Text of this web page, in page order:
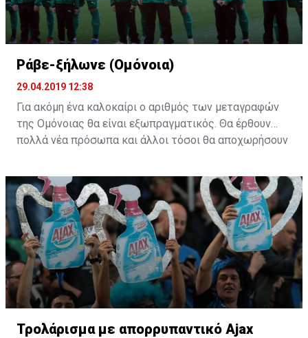
Ράβε-ξήλωνε (Ομόνοια)
29.04.2019 12:38
Για ακόμη ένα καλοκαίρι ο αριθμός των μεταγραφών
της Ομόνοιας θα είναι εξωπραγματικός. Θα έρθουν
πολλά νέα πρόσωπα και άλλοι τόσοι θα αποχωρήσουν
θα κάνει ξανά την εμφάνιση της στους "πράσινους".
Τρολάρισμα με απορρυπαντικό Ajax